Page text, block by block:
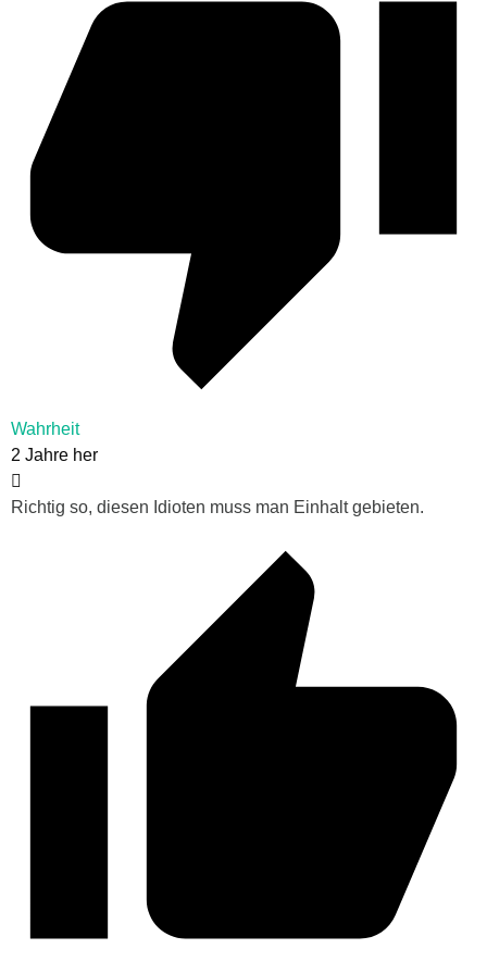
Wahrheit
2 Jahre her
Richtig so, diesen Idioten muss man Einhalt gebieten.